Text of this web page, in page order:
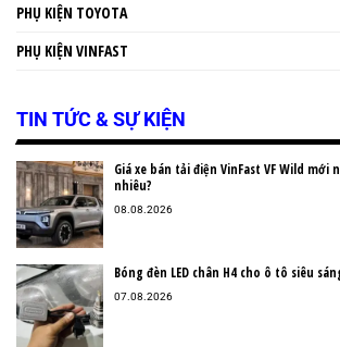
PHỤ KIỆN TOYOTA
PHỤ KIỆN VINFAST
TIN TỨC & SỰ KIỆN
Giá xe bán tải điện VinFast VF Wild mới
nhiêu?
08.08.2026
Bóng đèn LED chân H4 cho ô tô siêu
07.08.2026